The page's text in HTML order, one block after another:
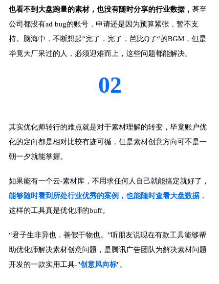
也看不到大盘跑量的素材，也没有随时分享的行业数据， 甚至
公司都没有ad bug的账号，申请还是因为预算紧张，暂不支
持。脑海中，不断想起“完了，完了，芭比Q了“的BGM，但是
毕竟大厂呆过的人，必须迎难而上，这些问题都能解决。
02
其实优化师转行的难点就是对于素材理解的转变，毕竟账户优
化的定向都是相对比较有迹可循，但是素材创意方向可不是一
朝一夕就能掌握。
如果能有一个云-素材库，不用求任何人自己就能搞定就好了，
能够随时看到所处行业优秀的案例，也能随时查看大盘数据 ，
这样的工具真是优化师的buff。
“君子生非异也，善假于物也。”听朋友说现在有款工具能够帮
助优化师解决素材创意问题，是腾讯广告团队为解决素材问题
开发的一款实用工具-"创意风向标"。